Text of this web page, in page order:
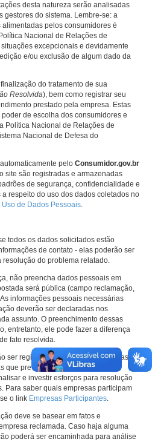
desta natureza serão analisadas
gestores do sistema. Lembre-se: a
pelos consumidores é
Nacional de Relações de
excepcionais e devidamente
e/ou exclusão de algum dado da
do tratamento de sua
Resolvida), bem como registrar seu
prestado pela empresa. Estas
de escolha dos consumidores e
Política Nacional de Relações de
Nacional de Defesa do
pelo Consumidor.gov.br
site são registradas e armazenadas
de segurança, confidencialidade e
respeito do uso dos dados coletados no
Uso de Dados Pessoais.
todos os dados solicitados estão
de contato - elas poderão ser
do problema relatado.
não preencha dados pessoais em
será pública (campo reclamação,
informações pessoais necessárias
deverão ser declaradas nos
assunto. O preenchimento dessas
entretanto, ele pode fazer a diferença
fato resolvida.
ser registradas em face de empresas
que previamente assumiram
e investir esforços para resolução
Para saber quais empresas participam
o link Empresas Participantes.
deve se basear em fatos e
reclamada. Caso haja alguma
poderá ser encaminhada para análise